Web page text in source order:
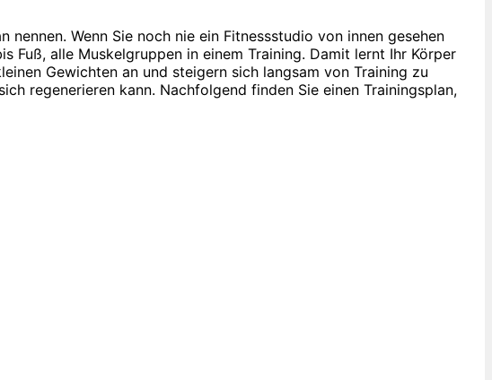
Wenn Sie noch nie ein Fitnessstudio von innen gesehen
Fuß, alle Muskelgruppen in einem Training. Damit lernt Ihr Körper
Gewichten an und steigern sich langsam von Training zu
regenerieren kann. Nachfolgend finden Sie einen Trainingsplan,